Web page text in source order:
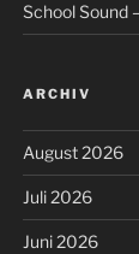
School Sound
ARCHIV
August 2026
Juli 2026
Juni 2026